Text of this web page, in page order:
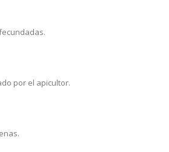
por el apicultor.